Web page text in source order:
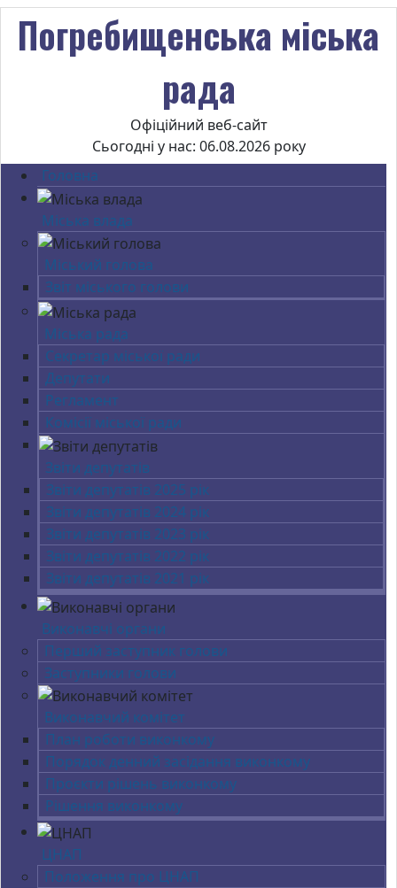
Погребищенська міська
рада
Офіційний веб-сайт
Сьогодні у нас: 06.08.2026 року
Головна
Міська влада
Міський голова
Звіт міського голови
Міська рада
Секретар міської ради
Депутати
Регламент
Комісії міської ради
Звіти депутатів
Звіти депутатів 2025 рік
Звіти депутатів 2024 рік
Звіти депутатів 2023 рік
Звіти депутатів 2022 рік
Звіти депутатів 2021 рік
Виконавчі органи
Перший заступник голови
Заступники голови
Виконавчий комітет
План роботи виконкому
Порядок денний засідання виконкому
Проєкти рішень виконкому
Рішення виконкому
ЦНАП
Положення про ЦНАП